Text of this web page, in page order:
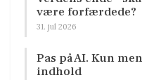
være forfærdede?
31. jul 2026
Pas på AI. Kun
indhold